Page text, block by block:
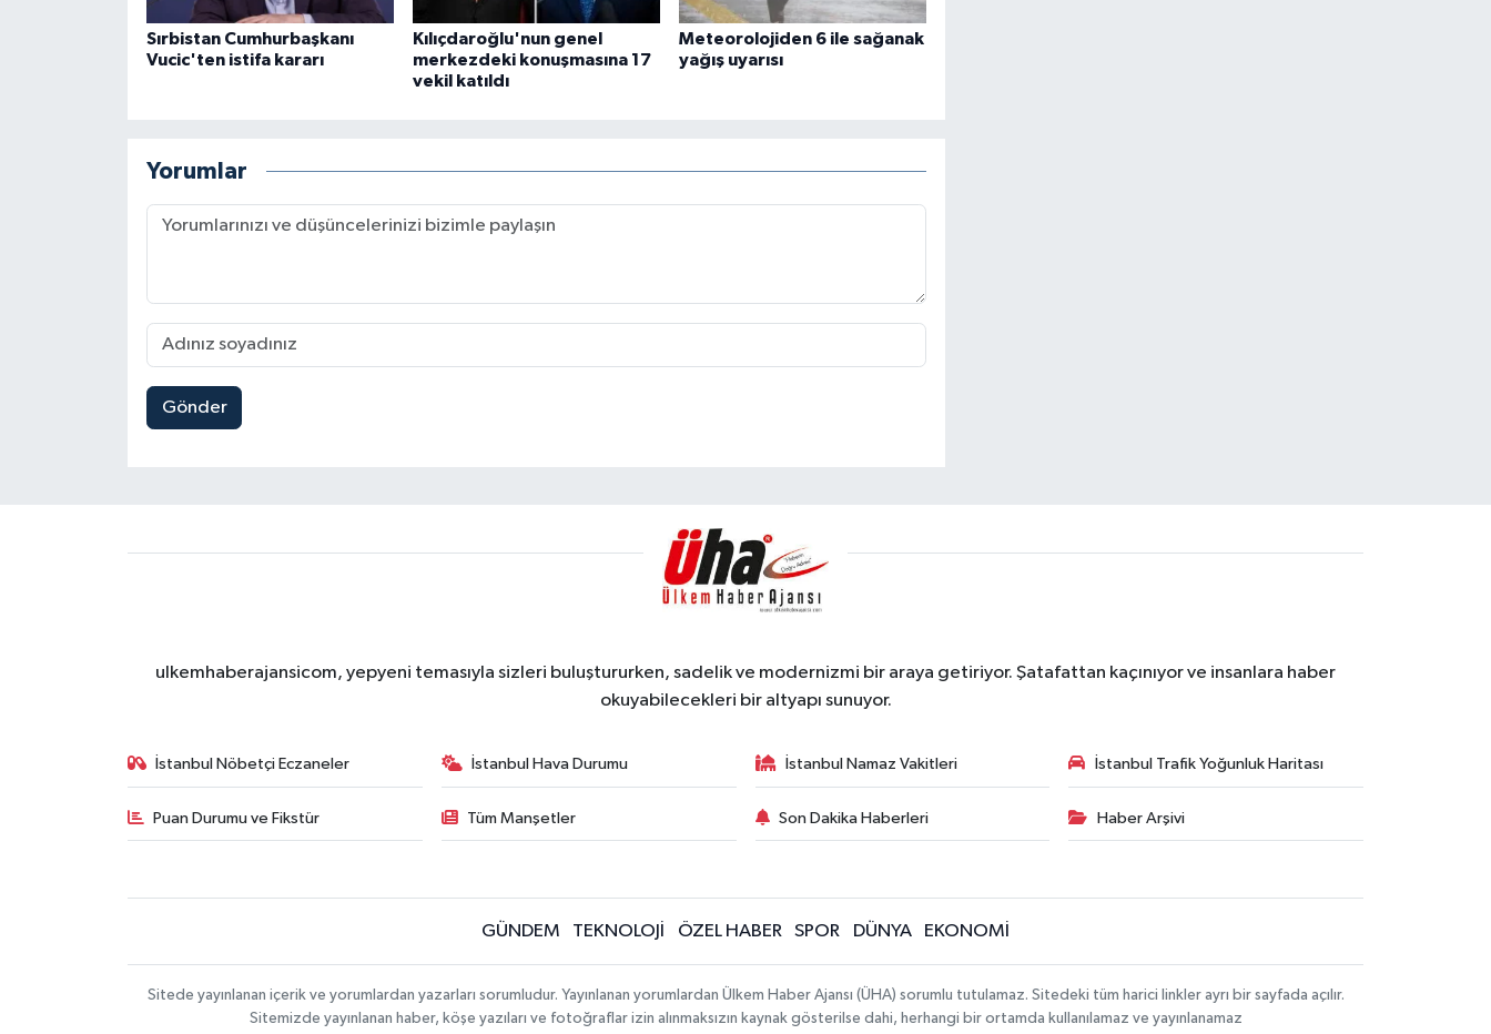
Sırbistan Cumhurbaşkanı
Vucic'ten istifa kararı
Kılıçdaroğlu'nun genel
merkezdeki konuşmasına 17
vekil katıldı
Meteorolojiden 6 ile sağanak
yağış uyarısı
Yorumlar
Gönder
ulkemhaberajansicom, yepyeni temasıyla sizleri buluştururken, sadelik ve modernizmi bir araya getiriyor. Şatafattan kaçınıyor ve insanlara haber
okuyabilecekleri bir altyapı sunuyor.
İstanbul Nöbetçi Eczaneler İstanbul Hava Durumu İstanbul Namaz Vakitleri İstanbul Trafik Yoğunluk Haritası
Puan Durumu ve Fikstür Tüm Manşetler Son Dakika Haberleri Haber Arşivi
GÜNDEM TEKNOLOJİ ÖZEL HABER SPOR DÜNYA EKONOMİ
Sitede yayınlanan içerik ve yorumlardan yazarları sorumludur. Yayınlanan yorumlardan Ülkem Haber Ajansı (ÜHA) sorumlu tutulamaz. Sitedeki tüm harici linkler ayrı bir sayfada açılır.
Sitemizde yayınlanan haber, köşe yazıları ve fotoğraflar izin alınmaksızın kaynak gösterilse dahi, herhangi bir ortamda kullanılamaz ve yayınlanamaz